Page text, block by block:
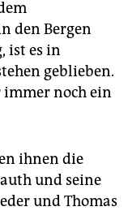
den Bergen
ist es in
geblieben.
immer noch ein
ihnen die
und seine
und Thomas